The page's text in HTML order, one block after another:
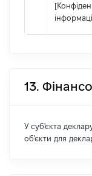
13.
У суб'єкта
об'єкти для